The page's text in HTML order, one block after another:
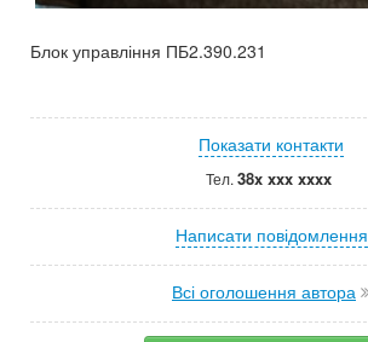
Блок управління ПБ2.390.231
Показати контакти
Тел. 38x xxx xxxx
Написати повідомлення
Всі оголошення автора